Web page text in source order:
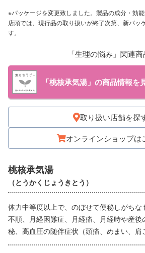
桃核承気湯
（とうかくじょうきとう）
体力中等度以上で、のぼせて便秘しがちな
不順、月経困難症、月経痛、月経時や産後
秘、高血圧の随伴症状（頭痛、めまい、肩
※パッケージを変更致しました。製品の成分・効能
店頭では、現行品の取り扱いが終了次第、新パッ
す。
「生理の悩み」関連商
「桃核承気湯」の商品情報を
取り扱い店舗を探
オンラインショップは